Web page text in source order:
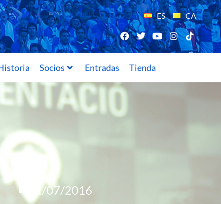
ES CA
Socios Entradas Tienda
11/07/2016